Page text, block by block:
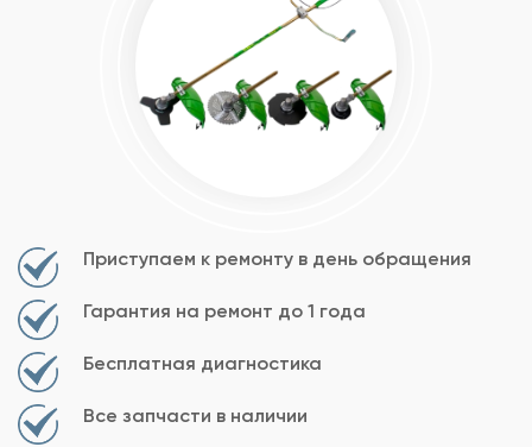
Приступаем к ремонту в день обращения
Гарантия на ремонт до 1 года
Бесплатная диагностика
Все запчасти в наличии